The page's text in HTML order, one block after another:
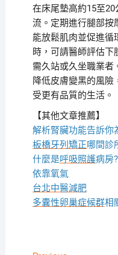
在床尾墊高約15至
流。定期進行腿部按
能放鬆肌肉並促進循
時，可請醫師評估
需久站或久坐職業者
降低皮膚變黑的風
受更有品質的生活。
【其他文章推薦】
解析腎臟功能告訴你
板橋牙列矯正哪間診
什麼是呼吸照護病房
依靠氧氣
台北中醫減肥
多囊性卵巢症候群相